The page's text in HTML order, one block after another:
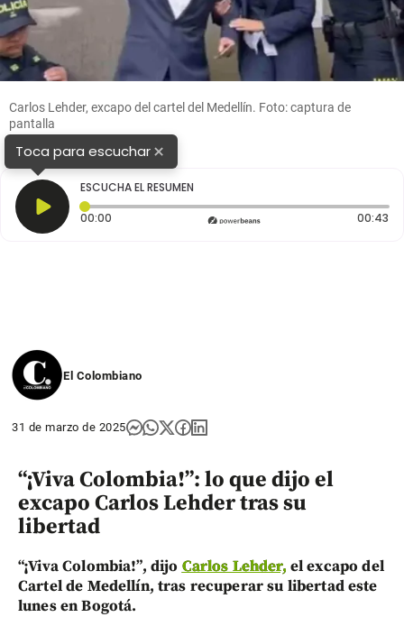
Carlos Lehder, excapo del cartel del Medellín. Foto: captura de
pantalla
Toca para escuchar×
ESCUCHA EL RESUMEN
00:00 Tiempo transcurrido: 0 segundos 00:43
El Colombiano
31 de marzo de 2025
“¡Viva Colombia!”: lo que dijo el
excapo Carlos Lehder tras su
libertad
“¡Viva Colombia!”, dijo Carlos Lehder, el excapo del
Cartel de Medellín, tras recuperar su libertad este
lunes en Bogotá.